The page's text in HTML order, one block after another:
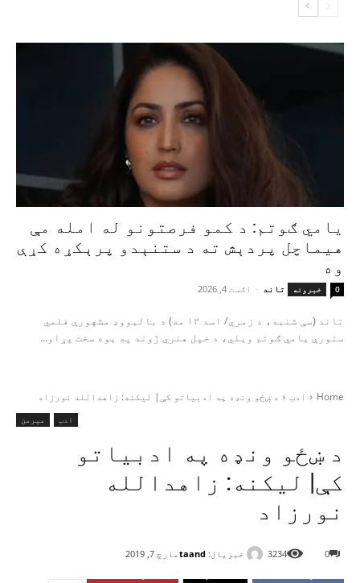
یامي ګوتم: د کمو فرصتونو له امله مې
هیماچل پردېش ته د ستنېدو پرېکړه کړې
وه
خبرونه تاند - اګست 4, 2026 0
تاند (سې شنبه، د زمري/ اسد ۱۳ مه) د بالیووډ مشهورې فلمي
ستورې یامي ګوتم ویلي، د خپل هنري ژوند په یوه سخت پړاو...